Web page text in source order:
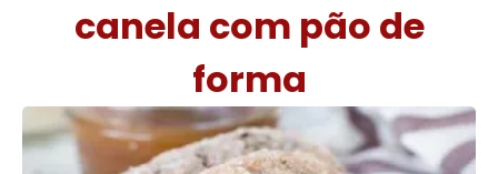
canela com pão de
forma